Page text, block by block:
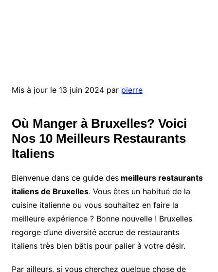
Mis à jour le 13 juin 2024 par pierre
Où Manger à Bruxelles? Voici
Nos 10 Meilleurs Restaurants
Italiens
Bienvenue dans ce guide desmeilleurs restaurants
italiens de Bruxelles. Vous êtes un habitué de la
cuisine italienne ou vous souhaitez en faire la
meilleure expérience ? Bonne nouvelle ! Bruxelles
regorge d’une diversité accrue de restaurants
italiens très bien bâtis pour palier à votre désir.
Par ailleurs, si vous cherchez quelque chose de